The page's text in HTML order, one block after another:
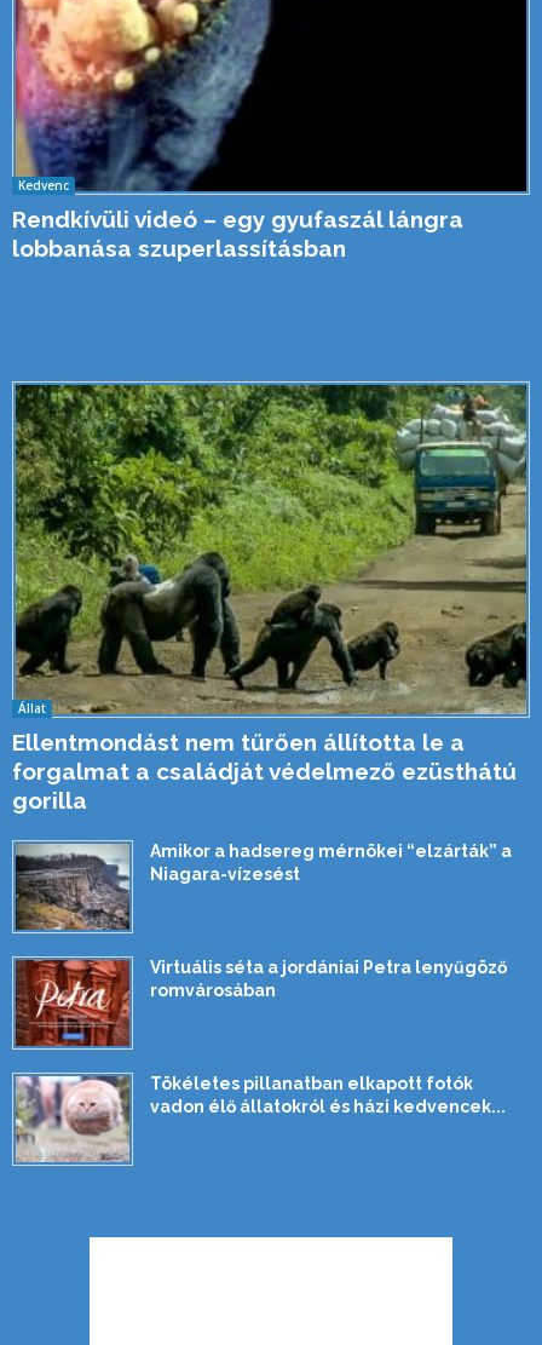
Kedvenc
Rendkívüli videó – egy gyufaszál lángra
lobbanása szuperlassításban
Állat
Ellentmondást nem tűrően állította le a
forgalmat a családját védelmező ezüsthátú
gorilla
Amikor a hadsereg mérnökei “elzárták” a
Niagara-vízesést
Virtuális séta a jordániai Petra lenyűgöző
romvárosában
Tökéletes pillanatban elkapott fotók
vadon élő állatokról és házi kedvencek...